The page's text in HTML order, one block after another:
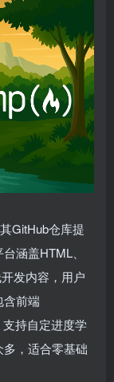
GitHub仓库提
涵盖HTML、
发内容，用户
前端
支持自定进度学
，适合零基础